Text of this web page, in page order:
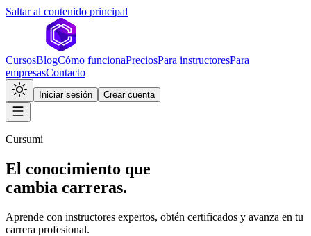
Saltar al contenido principal
CursosBlogCómo funcionaPreciosPara instructoresPara
empresasContacto
Iniciar sesión Crear cuenta
Cursumi
El conocimiento que
cambia carreras.
Aprende con instructores expertos, obtén certificados y avanza en tu
carrera profesional.